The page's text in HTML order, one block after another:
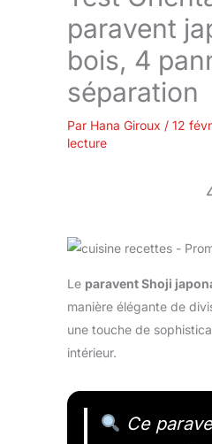
paravent
bois, 4
séparation
Par Hana Giroux / 12
lecture
Le paravent Shoji
manière élégante de
une touche de
intérieur.
Ce